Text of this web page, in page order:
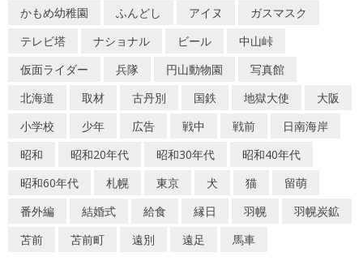
ー
シ
ョ
ン
かもめ幼稚園 ふんどし アイヌ
ガスマスク
テレビ塔
ナショナル ビール
中山峠
仮面ライダー
兵隊 円山動物園
写真館
北海道
取材 古丹別 国鉄 地獄大使
大阪
小学校
少年 広告 戦中 戦前
日南海岸
昭和
昭和20年代 昭和30年代
昭和40年代
昭和60年代
札幌 東京 犬 猫
留萌
番外編
結婚式 給食 縁日 羽幌
羽幌炭鉱
苫前
苫前町 遠別 遠足 馬車